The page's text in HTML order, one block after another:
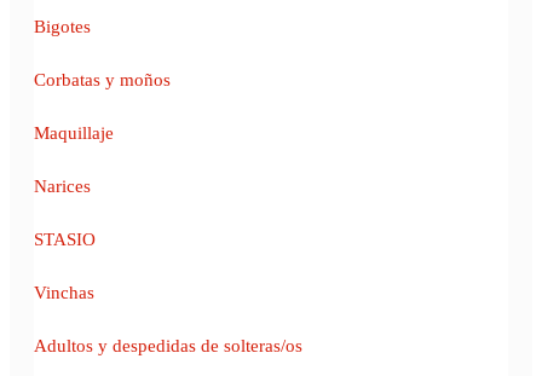
Bigotes
Corbatas y moños
Maquillaje
Narices
STASIO
Vinchas
Adultos y despedidas de solteras/os